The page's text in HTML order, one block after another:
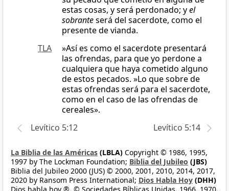
estas cosas, y será perdonado; yel
sobranteserá del sacerdote, como el
presente de vianda.
TLA
»Así es como el sacerdote presentará
las ofrendas, para que yo perdone a
cualquiera que haya cometido alguno
de estos pecados. »Lo que sobre de
estas ofrendas será para el sacerdote,
como en el caso de las ofrendas de
cereales».
Levítico 5:12
Levítico 5:14
La Biblia de las Américas (LBLA) Copyright © 1986, 1995,
1997 by The Lockman Foundation; Biblia del Jubileo (JBS)
Biblia del Jubileo 2000 (JUS) © 2000, 2001, 2010, 2014, 2017,
2020 by Ransom Press International; Dios Habla Hoy (DHH)